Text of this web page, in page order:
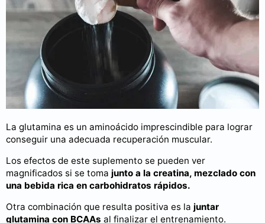
La glutamina es un aminoácido imprescindible para lograr
conseguir una adecuada recuperación muscular.
Los efectos de este suplemento se pueden ver
magnificados si se toma junto a la creatina, mezclado con
una bebida rica en carbohidratos rápidos.
Otra combinación que resulta positiva es la juntar
glutamina con BCAAs al finalizar el entrenamiento.